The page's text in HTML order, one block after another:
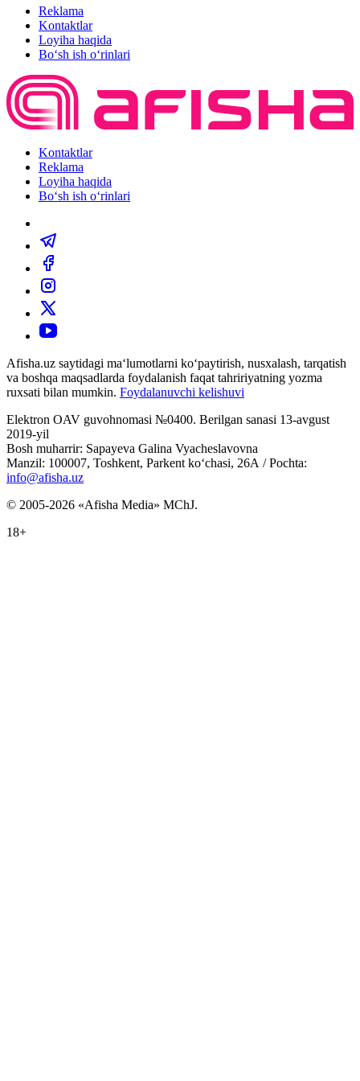
Reklama
Kontaktlar
Loyiha haqida
Bo‘sh ish o‘rinlari
Kontaktlar
Reklama
Loyiha haqida
Bo‘sh ish o‘rinlari
Afisha.uz saytidagi ma‘lumotlarni ko‘paytirish, nusxalash, tarqatish
va boshqa maqsadlarda foydalanish faqat tahririyatning yozma
ruxsati bilan mumkin. Foydalanuvchi kelishuvi
Elektron OAV guvohnomasi №0400. Berilgan sanasi 13-avgust
2019-yil
Bosh muharrir: Sapayeva Galina Vyacheslavovna
Manzil: 100007, Toshkent, Parkent ko‘chasi, 26А / Pochta:
info@afisha.uz
© 2005-2026 «Afisha Media» MChJ.
18+